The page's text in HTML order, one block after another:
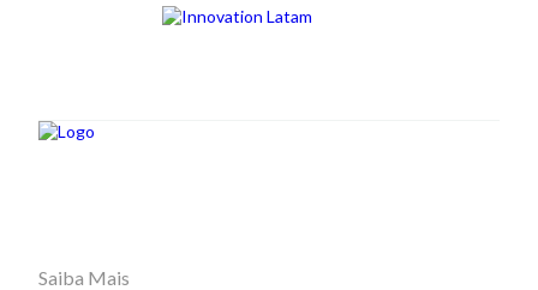
Saiba Mais